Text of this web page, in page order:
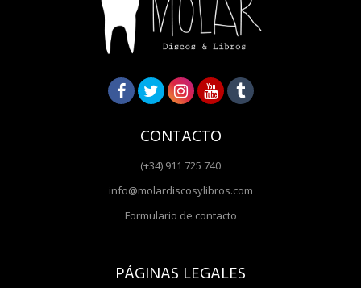
CONTACTO
(+34) 911 725 740
info@molardiscosylibros.com
Formulario de contacto
PÁGINAS LEGALES